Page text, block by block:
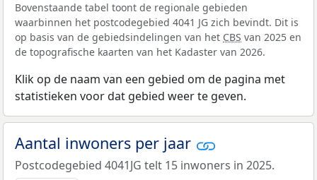
Bovenstaande tabel toont de regionale gebieden
waarbinnen het postcodegebied 4041 JG zich bevindt. Dit is
op basis van de gebiedsindelingen van het CBS van 2025 en
de topografische kaarten van het Kadaster van 2026.
Klik op de naam van een gebied om de pagina met
statistieken voor dat gebied weer te geven.
Aantal inwoners per jaar
Postcodegebied 4041JG telt 15 inwoners in 2025.